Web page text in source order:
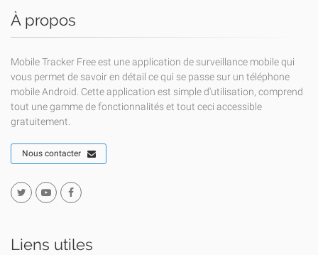
À propos
Mobile Tracker Free est une application de surveillance mobile qui
vous permet de savoir en détail ce qui se passe sur un téléphone
mobile Android. Cette application est simple d'utilisation, comprend
tout une gamme de fonctionnalités et tout ceci accessible
gratuitement.
Nous contacter
Liens utiles